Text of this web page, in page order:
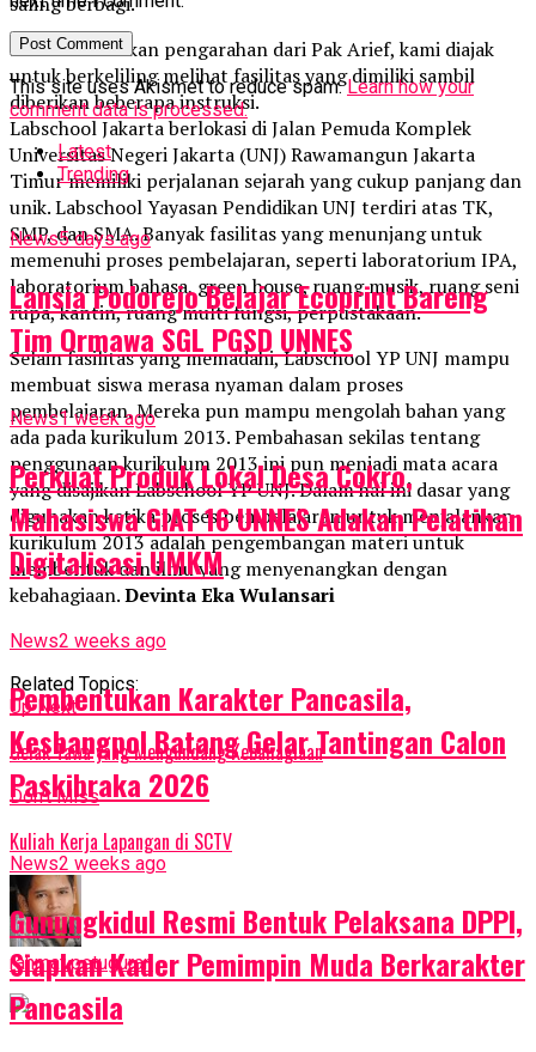
Setelah diberikan pengarahan dari Pak Arief, kami diajak
untuk berkeliling melihat fasilitas yang dimiliki sambil
diberikan beberapa instruksi.
Labschool Jakarta berlokasi di Jalan Pemuda Komplek
Universitas Negeri Jakarta (UNJ) Rawamangun Jakarta
Timur memiliki perjalanan sejarah yang cukup panjang dan
unik. Labschool Yayasan Pendidikan UNJ terdiri atas TK,
SMP, dan SMA. Banyak fasilitas yang menunjang untuk
memenuhi proses pembelajaran, seperti laboratorium IPA,
laboratorium bahasa, green house, ruang musik, ruang seni
rupa, kantin, ruang multi fungsi, perpustakaan.
Selain fasilitas yang memadahi, Labschool YP UNJ mampu
membuat siswa merasa nyaman dalam proses
pembelajaran. Mereka pun mampu mengolah bahan yang
ada pada kurikulum 2013. Pembahasan sekilas tentang
penggunaan kurikulum 2013 ini pun menjadi mata acara
yang disajikan Labschool YP UNJ. Dalam hal ini dasar yang
digunakan ketika proses pembelajaran untuk menjalankan
kurikulum 2013 adalah pengembangan materi untuk
membentuk dan ilmu yang menyenangkan dengan
kebahagiaan.Devinta Eka Wulansari
Related Topics:
Up Next
Gelak Tawa yang Mengundang Kebahagiaan
Don't Miss
Kuliah Kerja Lapangan di SCTV
rahmat petuguran
This site uses Akismet to reduce spam.Learn how your
comment data is processed.
Latest
Trending
News5 days ago
Lansia Podorejo Belajar Ecoprint Bareng
Tim Ormawa SGL PGSD UNNES
News1 week ago
Perkuat Produk Lokal Desa Cokro,
Mahasiswa GIAT 16 UNNES Adakan Pelatihan
Digitalisasi UMKM
News2 weeks ago
Pembentukan Karakter Pancasila,
Kesbangpol Batang Gelar Tantingan Calon
Paskibraka 2026
News2 weeks ago
Gunungkidul Resmi Bentuk Pelaksana DPPI,
Siapkan Kader Pemimpin Muda Berkarakter
Pancasila